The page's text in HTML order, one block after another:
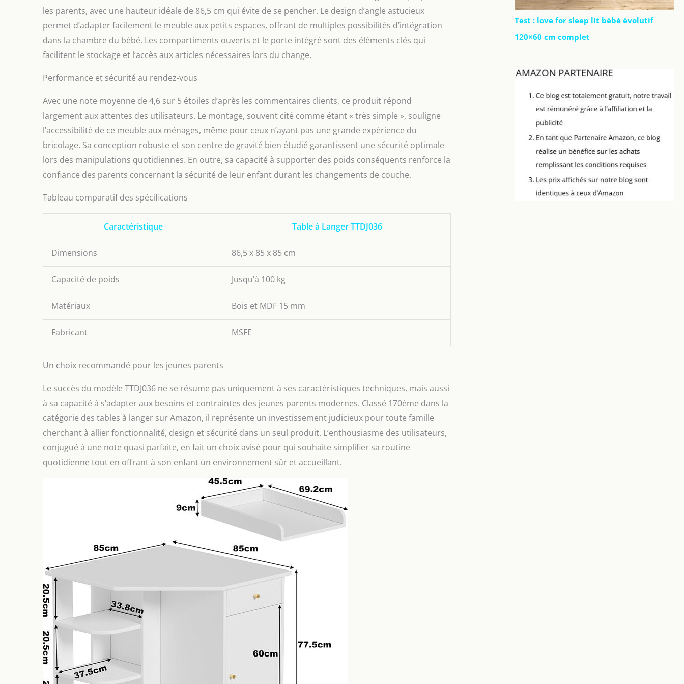
coin puériculture économique. Capacité de charge jusqu'à 100 kg pour
assurer la sécurité de votre bébé. 【Assemblage et service client
faciles】La table à langer doit être assemblée par un adulte et est livrée
avec une notice d'installation claire et illustrée pour une installation
simple et sans stress. En cas de problème d'assemblage, n'hésitez pas
[carton A et carton B] ; veuillez l'assembler après avoir reçu 2 paquets.)
les parents, avec une hauteur idéale de 86,5 cm qui évite de se pencher. Le design d’angle astucieux
permet d’adapter facilement le meuble aux petits espaces, offrant de multiples possibilités d’intégration
dans la chambre du bébé. Les compartiments ouverts et le porte intégré sont des éléments clés qui
facilitent le stockage et l’accès aux articles nécessaires lors du change.
Performance et sécurité au rendez-vous
Avec une note moyenne de 4,6 sur 5 étoiles d’après les commentaires clients, ce produit répond
largement aux attentes des utilisateurs. Le montage, souvent cité comme étant « très simple », souligne
l’accessibilité de ce meuble aux ménages, même pour ceux n’ayant pas une grande expérience du
bricolage. Sa conception robuste et son centre de gravité bien étudié garantissent une sécurité optimale
lors des manipulations quotidiennes. En outre, sa capacité à supporter des poids conséquents renforce la
confiance des parents concernant la sécurité de leur enfant durant les changements de couche.
Tableau comparatif des spécifications
Caractéristique Table à Langer TTDJ036
Dimensions 86,5 x 85 x 85 cm
Capacité de poids Jusqu’à 100 kg
Matériaux Bois et MDF 15 mm
Fabricant MSFE
Un choix recommandé pour les jeunes parents
Le succès du modèle TTDJ036 ne se résume pas uniquement à ses caractéristiques techniques, mais aussi
à sa capacité à s’adapter aux besoins et contraintes des jeunes parents modernes. Classé 170ème dans la
catégorie des tables à langer sur Amazon, il représente un investissement judicieux pour toute famille
cherchant à allier fonctionnalité, design et sécurité dans un seul produit. L’enthousiasme des utilisateurs,
conjugué à une note quasi parfaite, en fait un choix avisé pour qui souhaite simplifier sa routine
quotidienne tout en offrant à son enfant un environnement sûr et accueillant.
Test : love for sleep lit bébé évolutif
120×60 cm complet